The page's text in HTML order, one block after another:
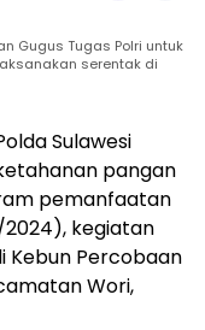
Gugus Tugas Polri untuk
serentak di
Sulawesi
pangan
pemanfaatan
2024), kegiatan
Kebun Percobaan
Wori,